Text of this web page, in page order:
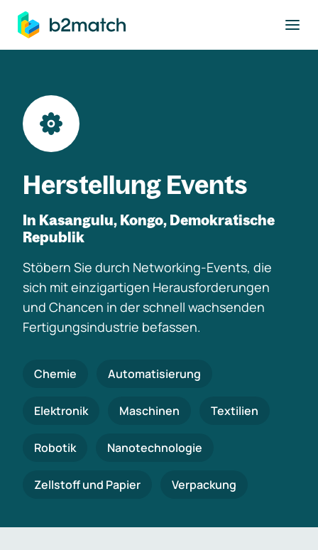
springen
Herstellung Events
In Kasangulu, Kongo, Demokratische
Republik
Stöbern Sie durch Networking-Events, die
sich mit einzigartigen Herausforderungen
und Chancen in der schnell wachsenden
Fertigungsindustrie befassen.
Chemie Automatisierung
Elektronik Maschinen Textilien
Robotik Nanotechnologie
Zellstoff und Papier Verpackung